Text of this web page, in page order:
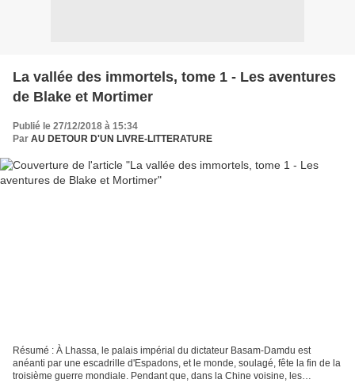
La vallée des immortels, tome 1 - Les aventures
de Blake et Mortimer
Publié le 27/12/2018 à 15:34
Par AU DETOUR D'UN LIVRE-LITTERATURE
Résumé : À Lhassa, le palais impérial du dictateur Basam-Damdu est
anéanti par une escadrille d'Espadons, et le monde, soulagé, fête la fin de la
troisième guerre mondiale. Pendant que, dans la Chine voisine, les